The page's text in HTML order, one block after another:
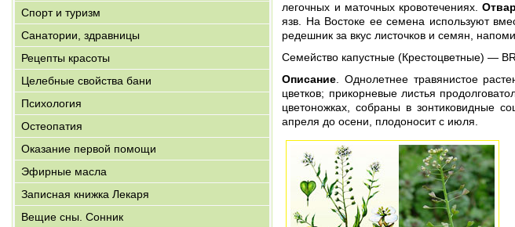
Спорт и туризм
Санатории, здравницы
Рецепты красоты
Целебные свойства бани
Психология
Остеопатия
Оказание первой помощи
Эфирные масла
Записная книжка Лекаря
Вещие сны. Сонник
легочных и маточных кровотечениях.
язв. На Востоке ее семена используют
редешник за вкус листочков и семян,
Семейство капустные (Крестоцветные) —
Описание . Однолетнее травянистое
цветков; прикорневые листья
цветоножках, собраны в зонтиковидные
апреля до осени, плодоносит с июля.